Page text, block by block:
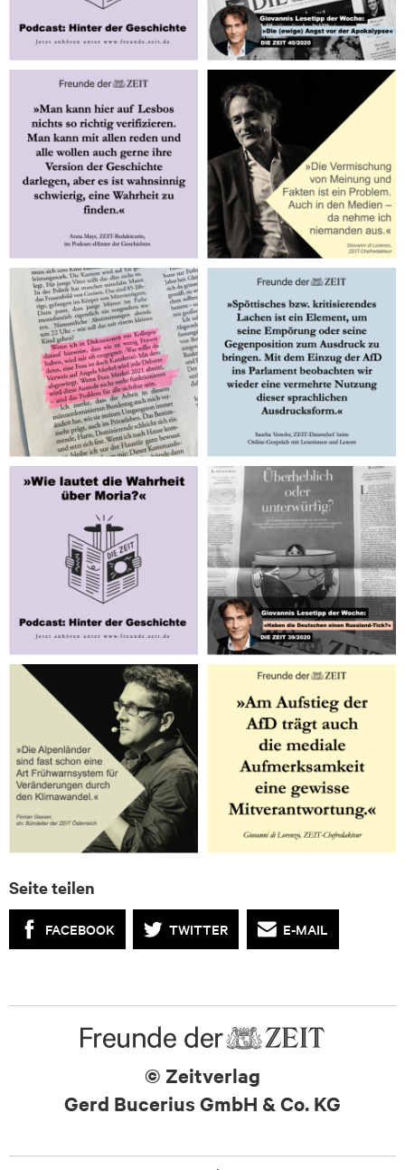
Seite teilen
FACEBOOK TWITTER E-MAIL
© Zeitverlag
Gerd Bucerius GmbH & Co. KG